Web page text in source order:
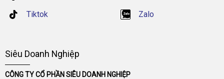
Tiktok Zalo
Siêu Doanh Nghiệp
CÔNG TY CỔ PHẦN SIÊU DOANH NGHIỆP